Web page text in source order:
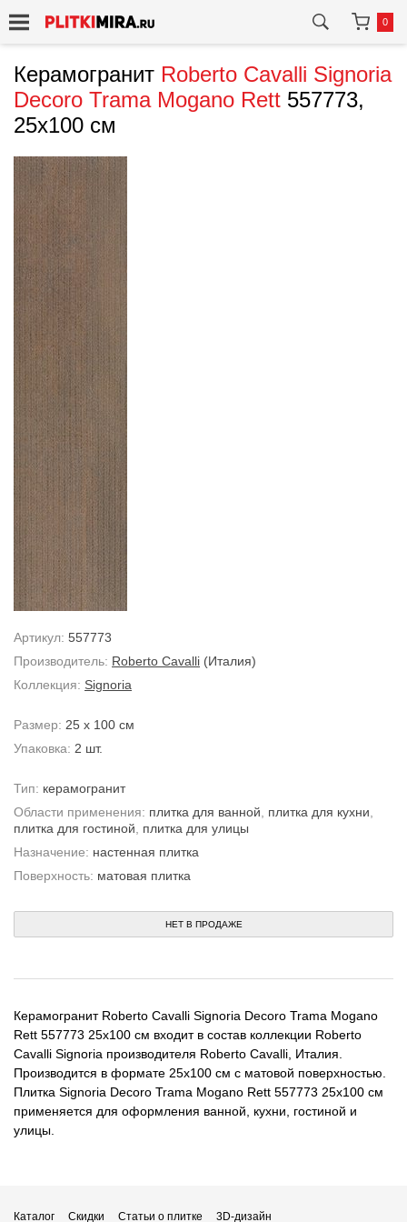
0
Керамогранит Roberto Cavalli Signoria
Decoro Trama Mogano Rett 557773,
25x100 см
Артикул: 557773
Производитель: Roberto Cavalli (Италия)
Коллекция: Signoria
Размер: 25 x 100 см
Упаковка: 2 шт.
Тип: керамогранит
Области применения: плитка для ванной плитка для кухни
плитка для гостиной
плитка для улицы
Назначение: настенная плитка
Поверхность: матовая плитка
НЕТ В ПРОДАЖЕ
Керамогранит Roberto Cavalli Signoria Decoro Trama Mogano
Rett 557773 25x100 см входит в состав коллекции Roberto
Cavalli Signoria производителя Roberto Cavalli, Италия.
Производится в формате 25x100 см с матовой поверхностью.
Плитка Signoria Decoro Trama Mogano Rett 557773 25x100 см
применяется для оформления ванной, кухни, гостиной и
улицы.
Каталог Скидки Статьи о плитке 3D-дизайн